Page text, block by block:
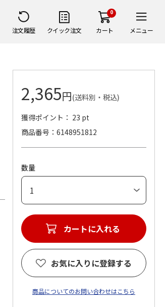
注文履歴 クイック注文
0
カート メニュー
2,365円(送料別・税込)
獲得ポイント： 23 pt
商品番号
6148951812
数量
カートに入れる
お気に入りに登録する
商品についてのお問い合わせはこちら